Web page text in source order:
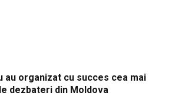
au organizat cu succes cea mai
dezbateri din Moldova